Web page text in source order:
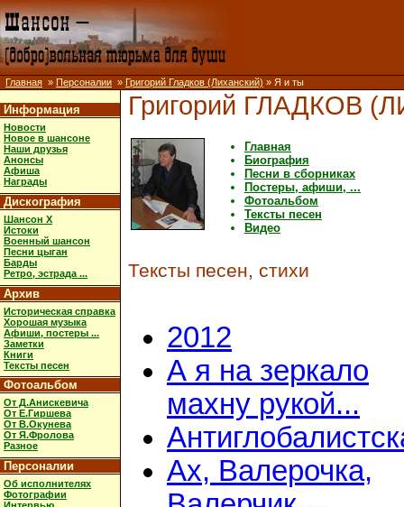
Главная » Персоналии » Григорий Гладков (Лиханский) » Я и ты
Информация
Новости
Новое в шансоне
Наши друзья
Анонсы
Афиша
Награды
Дискография
Шансон X
Истоки
Военный шансон
Песни цыган
Барды
Ретро, эстрада ...
Архив
Историческая справка
Хорошая музыка
Афиши, постеры ...
Заметки
Книги
Тексты песен
Фотоальбом
От Д.Анискевича
От Е.Гиршева
От В.Окунева
От Я.Фролова
Разное
Персоналии
Об исполнителях
Фотографии
Григорий ГЛАДКОВ
Главная
Биография
Песни в сборниках
Постеры, афиши, ...
Фотоальбом
Тексты песен
Видео
Тексты песен, стихи
2012
А я на зеркало
махну рукой...
Ах, Валерочка,